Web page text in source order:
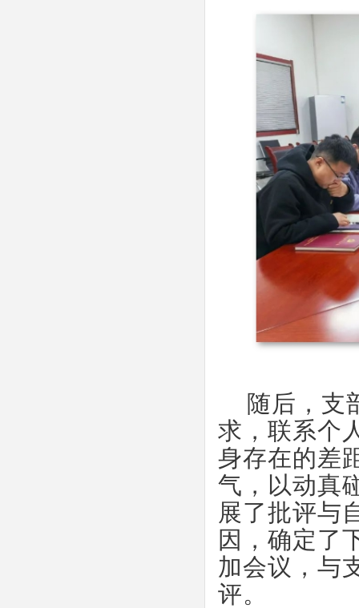
随后，支
求，联系个
身存在的差
气，以动真
展了批评与
因，确定了
加会议，与
评。